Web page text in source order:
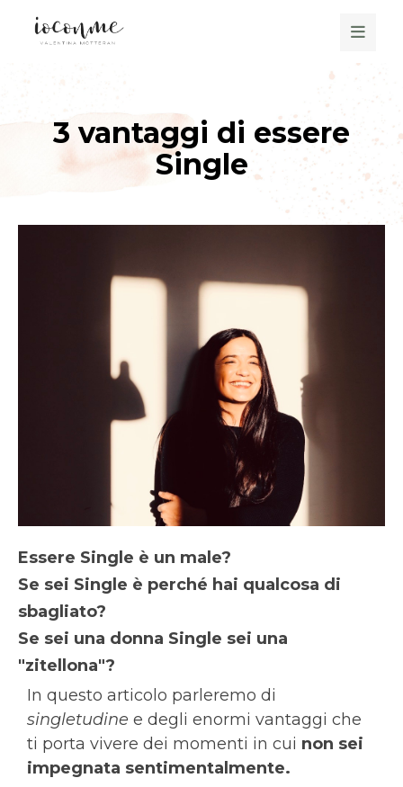
3 vantaggi di essere
Single
Essere Single è un male?
Se sei Single è perché hai qualcosa di
sbagliato?
Se sei una donna Single sei una
"zitellona"?
In questo articolo parleremo di
singletudine e degli enormi vantaggi che
ti porta vivere dei momenti in cui non sei
impegnata sentimentalmente.